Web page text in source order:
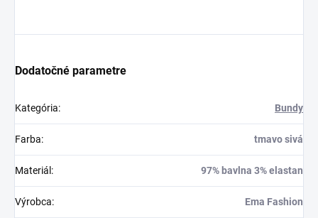
Dodatočné parametre
Kategória: Bundy
Farba: tmavo sivá
Materiál : 97% bavlna 3% elastan
Výrobca: Ema Fashion